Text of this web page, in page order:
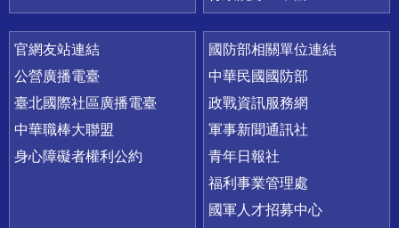
官網友站連結
公營廣播電臺
臺北國際社區廣播電臺
中華職棒大聯盟
身心障礙者權利公約
國防部相關單位連結
中華民國國防部
政戰資訊服務網
軍事新聞通訊社
青年日報社
福利事業管理處
國軍人才招募中心